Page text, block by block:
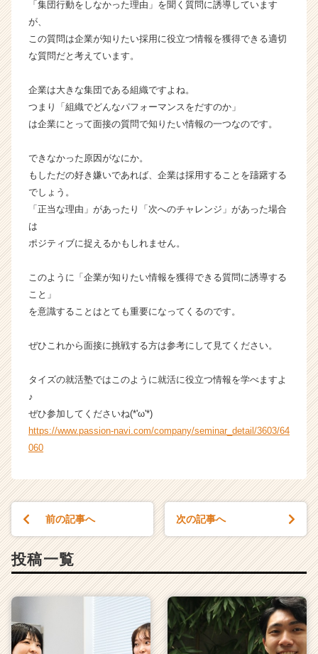
e
r）
「集団行動をしなかった理由」を聞く質問に誘導しています
が、
この質問は企業が知りたい採用に役立つ情報を獲得できる適切
な質問だと考えています。
企業は大きな集団である組織ですよね。
つまり「組織でどんなパフォーマンスをだすのか」
は企業にとって面接の質問で知りたい情報の一つなのです。
できなかった原因がなにか。
もしただの好き嫌いであれば、企業は採用することを躊躇する
でしょう。
「正当な理由」があったり「次へのチャレンジ」があった場合
は
ポジティブに捉えるかもしれません。
このように「企業が知りたい情報を獲得できる質問に誘導する
こと」
を意識することはとても重要になってくるのです。
ぜひこれから面接に挑戦する方は参考にして見てください。
タイズの就活塾ではこのように就活に役立つ情報を学べますよ
♪
ぜひ参加してくださいね(*'ω'*)
https://www.passion-navi.com/company/seminar_detail/3603/64
060
前の記事へ 次の記事へ
投稿一覧